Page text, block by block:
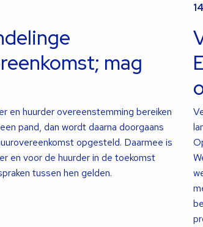
mag
en huurder overeenstemming bereiken
pand, dan wordt daarna doorgaans
opgesteld. Daarmee is
en voor de huurder in de toekomst
tussen hen gelden.